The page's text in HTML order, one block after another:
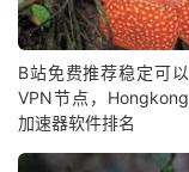
B站免费推荐稳定可
VPN节点，
加速器软件排名